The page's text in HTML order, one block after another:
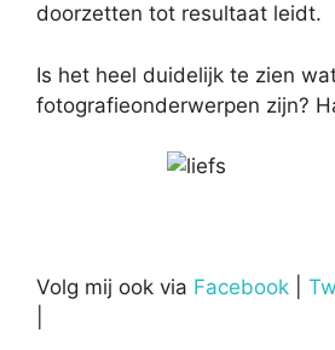
doorzetten tot resultaat leidt.
Is het heel duidelijk te zien
fotografieonderwerpen zijn?
Volg mij ook via Facebook